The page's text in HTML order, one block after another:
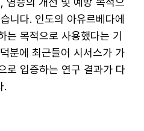
니다. 인도의 아유르베다에
는 목적으로 사용했다는 기
분에 최근들어 시서스가 가
로 입증하는 연구 결과가 다
.